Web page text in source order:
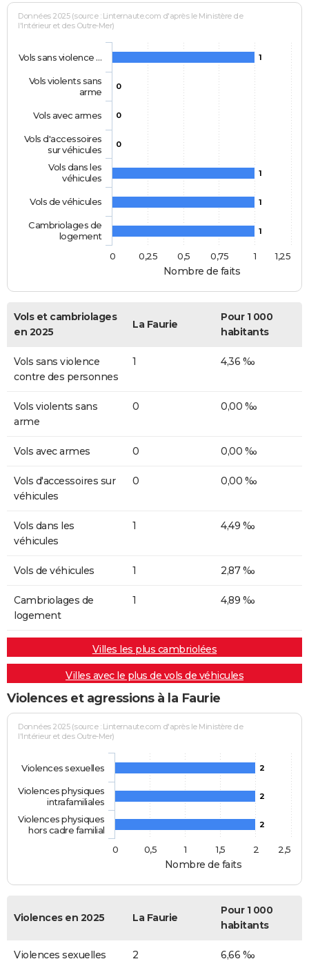
Nombre de faits
Données 2025 (source : Linternaute.com d'après le Ministère de
l'Intérieur et des Outre-Mer)
1
0
0
0
1
1
1
Vols sans violence …
Vols violents sans
arme
Vols avec armes
Vols d'accessoires
sur véhicules
Vols dans les
véhicules
Vols de véhicules
Cambriolages de
logement
0
1
0,25 0,5 0,75 1,25
Vols et cambriolages
en 2025
La Faurie
Pour 1 000
habitants
Vols sans violence
contre des personnes
1 4,36 ‰
Vols violents sans
arme
0 0,00 ‰
Vols avec armes 0 0,00 ‰
Vols d'accessoires sur
véhicules
0 0,00 ‰
Vols dans les
véhicules
1 4,49 ‰
Vols de véhicules 1 2,87 ‰
Cambriolages de
logement
1 4,89 ‰
Villes les plus cambriolées
Villes avec le plus de vols de véhicules
Violences et agressions à la Faurie
Nombre de faits
Données 2025 (source : Linternaute.com d'après le Ministère de
l'Intérieur et des Outre-Mer)
2
2
2
Violences sexuelles
Violences physiques
intrafamiliales
Violences physiques
hors cadre familial
0
0,5 1 1,5 2 2,5
Violences en 2025 La Faurie
Pour 1 000
habitants
Violences sexuelles 2 6,66 ‰